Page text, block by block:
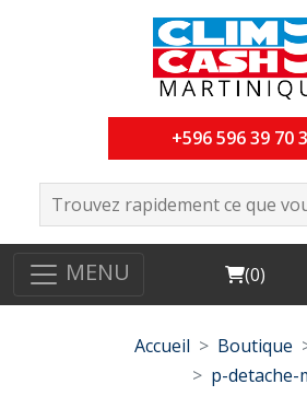
+596 596 39 70
MENU Cart
(0)
Accueil Boutique
p-detache-